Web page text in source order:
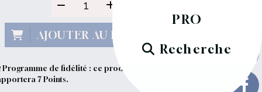
PRO
Recherche
AJOUTER AU PANIER
Programme de fidélité : ce produit vous
7Points.